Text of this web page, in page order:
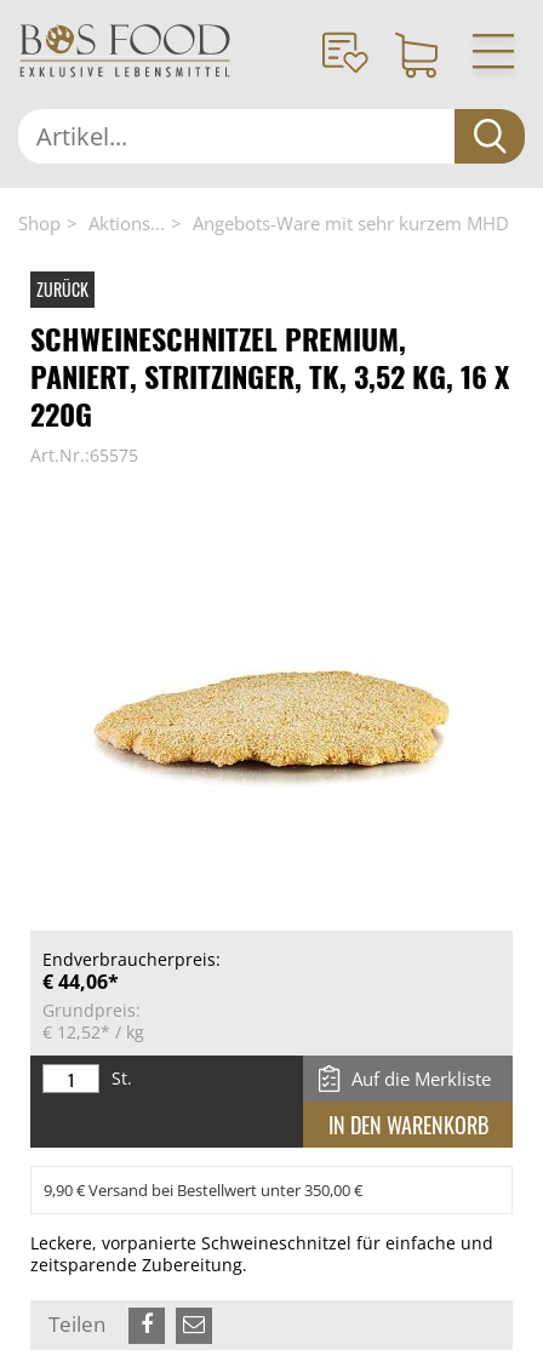
Shop Aktions... Angebots-Ware mit sehr kurzem MHD
ZURÜCK
SCHWEINESCHNITZEL PREMIUM,
PANIERT, STRITZINGER, TK, 3,52 KG, 16 X
220G
Art.Nr.:65575
Endverbraucherpreis:
€ 44,06*
Grundpreis:
€ 12,52* / kg
St.
Auf die Merkliste
9,90 € Versand bei Bestellwert unter 350,00 €
Leckere, vorpanierte Schweineschnitzel für einfache und
zeitsparende Zubereitung.
Teilen